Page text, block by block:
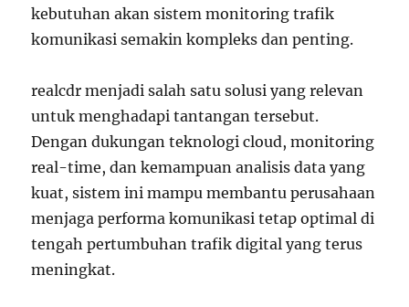
kebutuhan akan sistem monitoring trafik
komunikasi semakin kompleks dan penting.
realcdr menjadi salah satu solusi yang relevan
untuk menghadapi tantangan tersebut.
Dengan dukungan teknologi cloud, monitoring
real-time, dan kemampuan analisis data yang
kuat, sistem ini mampu membantu perusahaan
menjaga performa komunikasi tetap optimal di
tengah pertumbuhan trafik digital yang terus
meningkat.